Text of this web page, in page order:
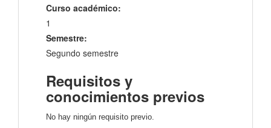
Curso académico:
1
Semestre:
Segundo semestre
Requisitos y
conocimientos previos
No hay ningún requisito previo.